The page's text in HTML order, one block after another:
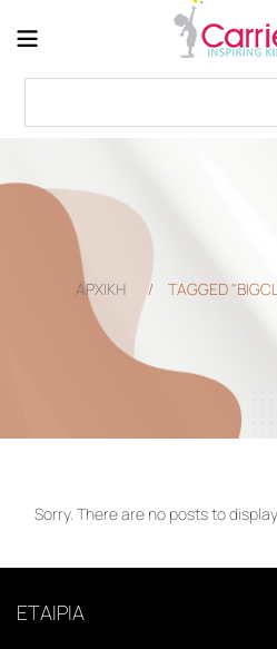
ΑΡΧΙΚΗ / TAGGED
Sorry. There are no posts to display
ΕΤΑΙΡΙΑ